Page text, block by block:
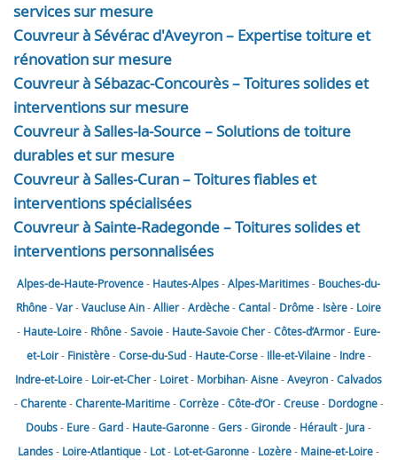
services sur mesure
Couvreur à Sévérac d'Aveyron – Expertise toiture et
rénovation sur mesure
Couvreur à Sébazac-Concourès – Toitures solides et
interventions sur mesure
Couvreur à Salles-la-Source – Solutions de toiture
durables et sur mesure
Couvreur à Salles-Curan – Toitures fiables et
interventions spécialisées
Couvreur à Sainte-Radegonde – Toitures solides et
interventions personnalisées
Alpes-de-Haute-Provence- Hautes-Alpes-Alpes-Maritimes- Bouches-du-
Rhône-Var-VaucluseAin-Allier-Ardèche-Cantal- Drôme- Isère- Loire
- Haute-Loire- Rhône-Savoie- Haute-SavoieCher-Côtes-d’Armor- Eure-
et-Loir- Finistère-Corse-du-Sud- Haute-Corse- Ille-et-Vilaine- Indre-
Indre-et-Loire- Loir-et-Cher- Loiret- Morbihan-Aisne-Aveyron-Calvados
-Charente-Charente-Maritime-Corrèze-Côte-d’Or-Creuse- Dordogne-
Doubs- Eure-Gard- Haute-Garonne-Gers-Gironde- Hérault- Jura-
Landes- Loire-Atlantique- Lot- Lot-et-Garonne- Lozère- Maine-et-Loire-